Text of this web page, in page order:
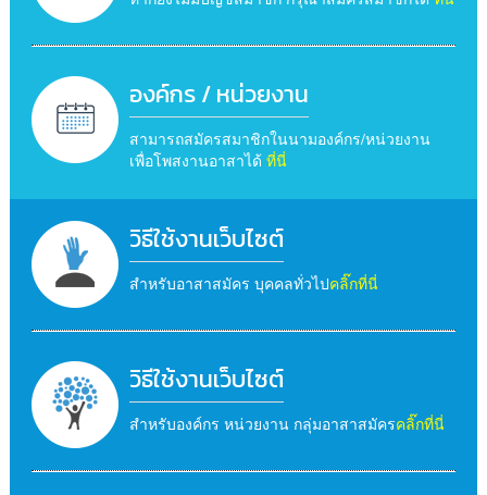
องค์กร / หน่วยงาน
สามารถสมัครสมาชิกในนามองค์กร/หน่วยงาน
เพื่อโพสงานอาสาได้ ที่นี่
วิธีใช้งานเว็บไซต์
สำหรับอาสาสมัคร บุคคลทั่วไปคลิ๊กที่นี่
วิธีใช้งานเว็บไซต์
สำหรับองค์กร หน่วยงาน กลุ่มอาสาสมัครคลิ๊กที่นี่